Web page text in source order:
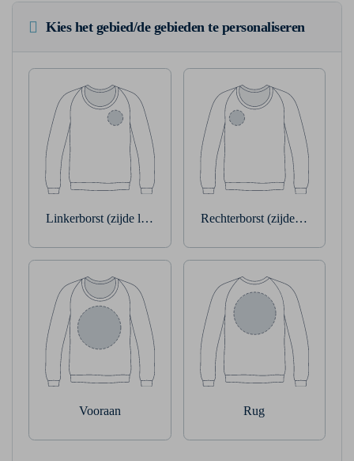
Kies het gebied/de gebieden te personaliseren
Linkerborst (zijde linkerarm) Rechterborst (zijde
Vooraan Rug